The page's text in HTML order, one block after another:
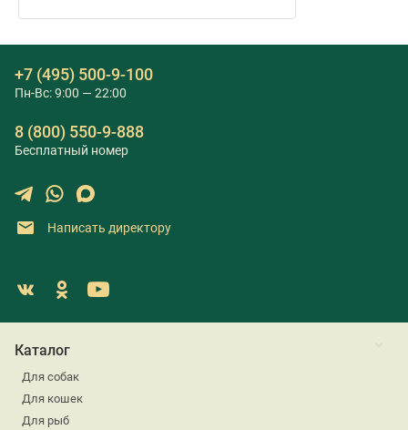
+7 (495) 500-9-100
Пн-Вс: 9:00 — 22:00
8 (800) 550-9-888
Бесплатный номер
Написать директору
Каталог
Для собак
Для кошек
Для рыб